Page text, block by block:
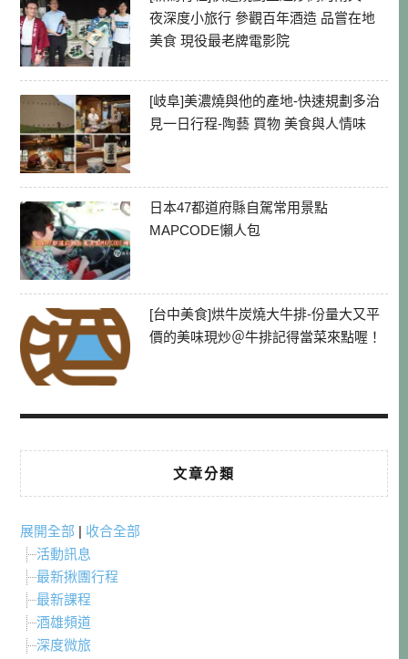
夜深度小旅行 參觀百年酒造 品嘗在地
美食 現役最老牌電影院
[岐阜]美濃燒與他的產地-快速規劃多治
見一日行程-陶藝 買物 美食與人情味
日本47都道府縣自駕常用景點
MAPCODE懶人包
[台中美食]烘牛炭燒大牛排-份量大又平
價的美味現炒＠牛排記得當菜來點喔！
文章分類
展開全部 | 收合全部
活動訊息
最新揪團行程
最新課程
酒雄頻道
深度微旅